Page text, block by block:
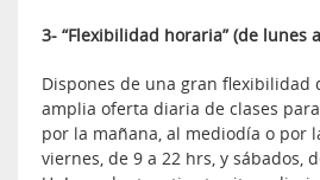
3- “Flexibilidad horaria” (de lunes
Dispones de una gran flexibilidad
amplia oferta diaria de clases
por la mañana, al mediodía o por
viernes, de 9 a 22 hrs, y sábados,